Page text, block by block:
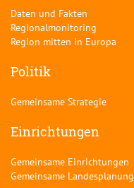
Daten und Fakten
Regionalmonitoring
Region mitten in Europa
Politik
Gemeinsame Strategie
Einrichtungen
Gemeinsame Einrichtungen
Gemeinsame Landesplanung